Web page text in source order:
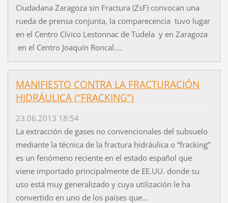
Ciudadana Zaragoza sin Fractura (ZsF) convocan una
rueda de prensa conjunta, la comparecencia tuvo lugar
en el Centro Cívico Lestonnac de Tudela y en Zaragoza
en el Centro Joaquín Roncal....
MANIFIESTO CONTRA LA FRACTURACIÓN
HIDRÁULICA (“FRACKING”)
23.06.2013 18:54
La extracción de gases no convencionales del subsuelo
mediante la técnica de la fractura hidráulica o “fracking”
es un fenómeno reciente en el estado español que
viene importado principalmente de EE.UU. donde su
uso está muy generalizado y cuya utilización le ha
convertido en uno de los países que...